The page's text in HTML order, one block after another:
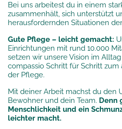
Bei uns arbeitest du in einem
zusammenhält, sich unterstützt
herausfordernden Situationen
Gute Pflege – leicht gemacht:
Einrichtungen mit rund 10.000
setzen wir unsereVision im
compassio Schritt für Schritt
der Pflege.
Mit deiner Arbeit machst du den
Bewohner und dein Team. Denn
Menschlichkeit und ein
leichter macht.